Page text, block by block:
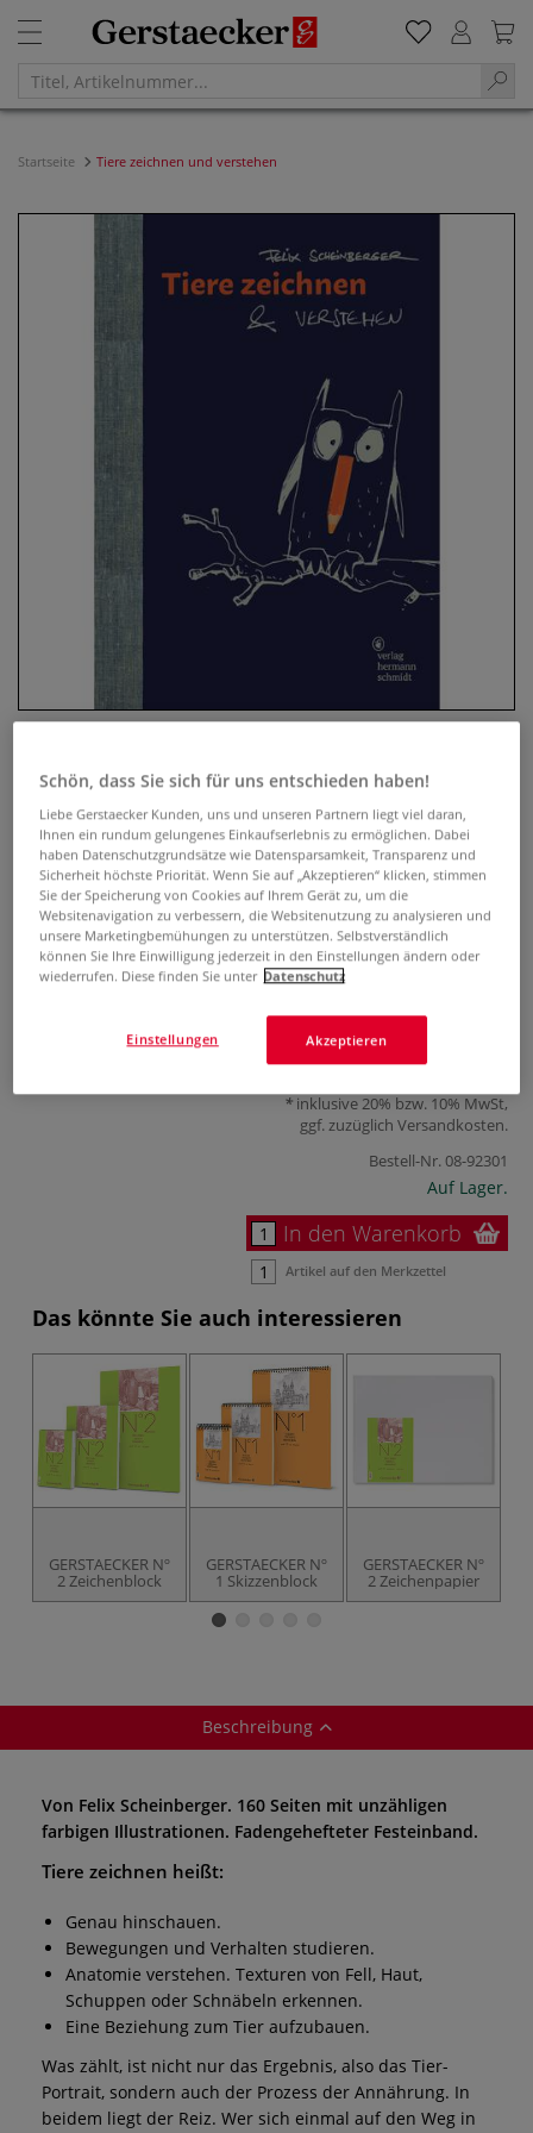
Startseite Tiere zeichnen und verstehen
Tiere zeichnen und verstehen
1 Bewertung
Das neue Buch von Felix Scheinberger ist nicht nur eine
Schule des Sehens, nicht nur ein Buch mit wertvollen
Praxis-Tipps und Profi-Tricks zum Zeichnen von Tieren,
sondern auch ein Plädoyer für ein respektvolleres
32,90 €
inklusive 20% bzw. 10% MwSt,
ggf. zuzüglich Versandkosten.
Bestell-Nr.08-92301
Auf Lager.
In den Warenkorb
Artikel auf den Merkzettel
Das könnte Sie auch interessieren
GERSTAECKER Nº
2 Zeichenblock
GERSTAECKER Nº
1 Skizzenblock
GERSTAECKER Nº
2 Zeichenpapier
Beschreibung
Von Felix Scheinberger. 160 Seiten mit unzähligen
farbigen Illustrationen. Fadengehefteter Festeinband.
Tiere zeichnen heißt:
Genau hinschauen.
Bewegungen und Verhalten studieren.
Anatomie verstehen. Texturen von Fell, Haut,
Schuppen oder Schnäbeln erkennen.
Eine Beziehung zum Tier aufzubauen.
Was zählt, ist nicht nur das Ergebnis, also das Tier-
Portrait, sondern auch der Prozess der Annährung. In
beidem liegt der Reiz. Wer sich einmal auf den Weg in
Schön, dass Sie sich für uns entschieden haben!
Liebe Gerstaecker Kunden, uns und unseren Partnern liegt viel daran,
Ihnen ein rundum gelungenes Einkaufserlebnis zu ermöglichen. Dabei
haben Datenschutzgrundsätze wie Datensparsamkeit, Transparenz und
Sicherheit höchste Priorität. Wenn Sie auf „Akzeptieren“ klicken, stimmen
Sie der Speicherung von Cookies auf Ihrem Gerät zu, um die
Websitenavigation zu verbessern, die Websitenutzung zu analysieren und
unsere Marketingbemühungen zu unterstützen. Selbstverständlich
können Sie Ihre Einwilligung jederzeit in den Einstellungen ändern oder
wiederrufen. Diese finden Sie unter Datenschutz
Akzeptieren
Einstellungen